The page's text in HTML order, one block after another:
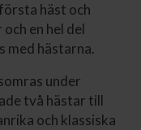
häst och
en hel del
med hästarna.
under
två hästar till
och klassiska